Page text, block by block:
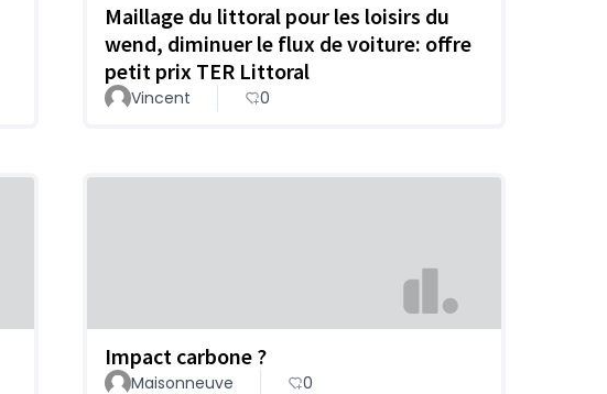
Maillage du littoral pour les loisirs du
wend, diminuer le flux de voiture: offre
petit prix TER Littoral
Vincent 0
Impact carbone ?
Maisonneuve 0